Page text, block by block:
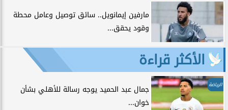
مارفين إيمانويل.. سائق توصيل وعامل محطة
وقود يحقق...
الأكثر قراءة
الرياضة
جمال عبد الحميد يوجه رسالة للأهلي بشأن
خوان...